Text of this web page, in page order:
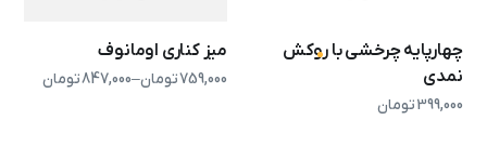
چهارپایه چرخشی با روکش
نمدی
399,000تومان
میز کناری اومانوف
759,000تومان–
847,000تومان